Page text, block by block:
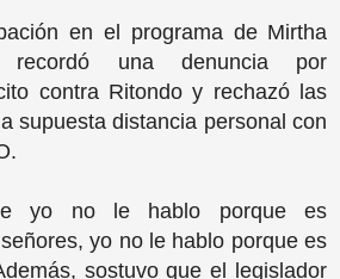
en el programa de Mirtha
recordó una denuncia por
contra Ritondo y rechazó las
supuesta distancia personal con
yo no le hablo porque es
yo no le hablo porque es
sostuvo que el legislador